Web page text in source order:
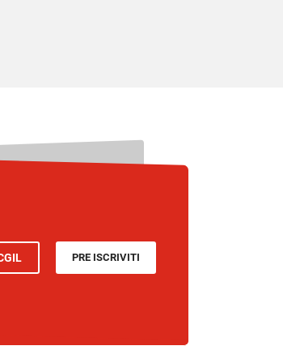
PRE ISCRIVITI